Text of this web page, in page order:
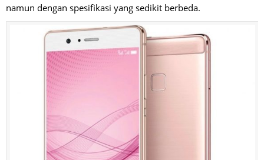
namun dengan spesifikasi yang sedikit berbeda.